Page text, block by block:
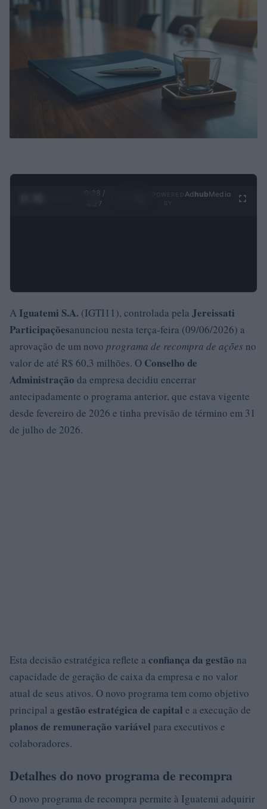
0:28 /
4:27
Ad hubMedia
A Iguatemi S.A. (IGTI11), controlada pela Jereissati
Participaçõesanunciou nesta terça-feira (09/06/2026) a
aprovação de um novo programa de recompra de ações no
valor de até R$ 60,3 milhões. O Conselho de
Administração da empresa decidiu encerrar
antecipadamente o programa anterior, que estava vigente
desde fevereiro de 2026 e tinha previsão de término em 31
de julho de 2026.
Esta decisão estratégica reflete a confiança da gestão na
capacidade de geração de caixa da empresa e no valor
atual de seus ativos. O novo programa tem como objetivo
principal a gestão estratégica de capital e a execução de
planos de remuneração variável para executivos e
colaboradores.
Detalhes do novo programa de recompra
O novo programa de recompra permite à Iguatemi adquirir